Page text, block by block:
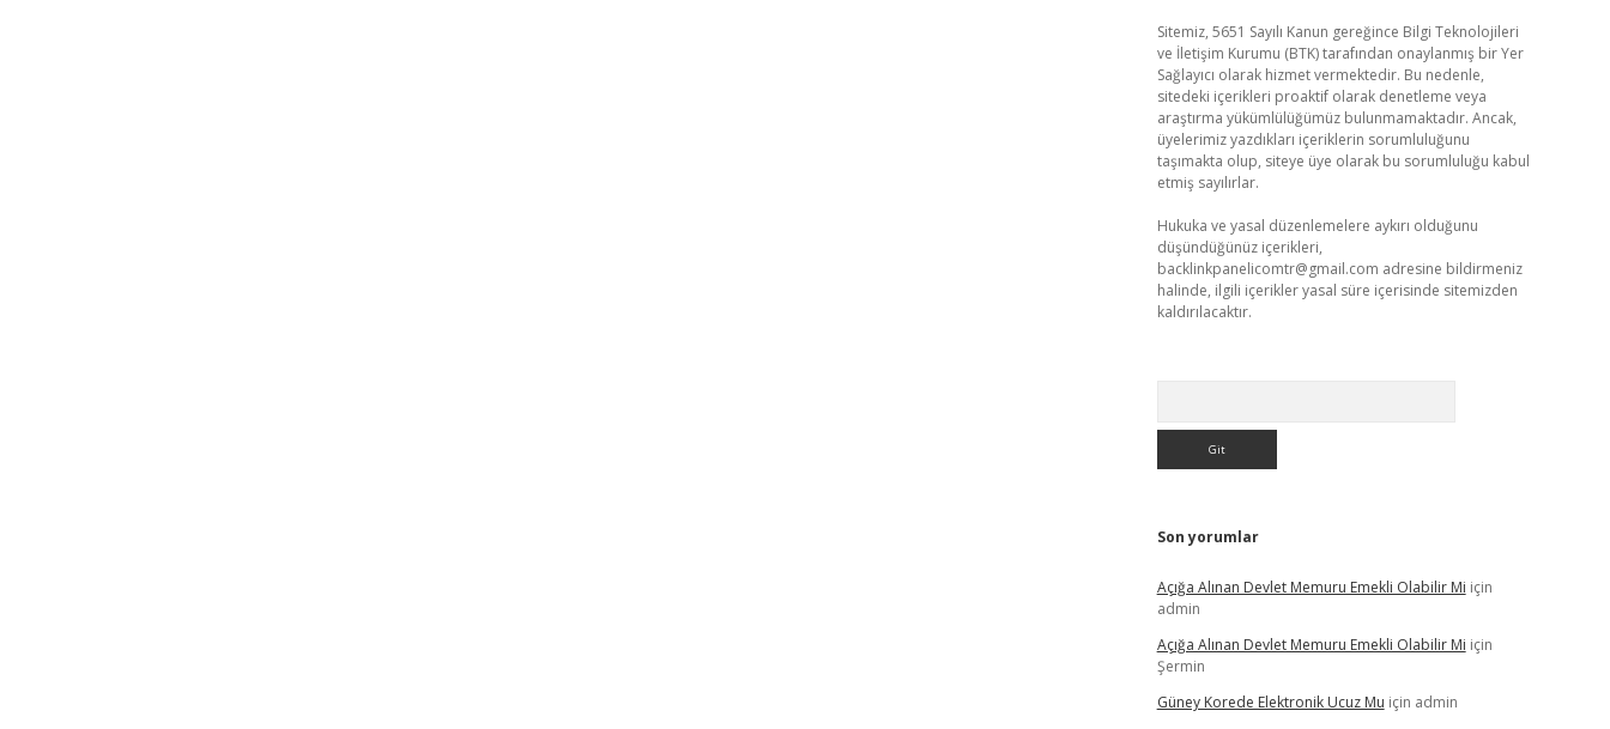
Sitemiz, 5651 Sayılı Kanun gereğince Bilgi Teknolojileri
ve İletişim Kurumu (BTK) tarafından onaylanmış bir Yer
Sağlayıcı olarak hizmet vermektedir. Bu nedenle,
sitedeki içerikleri proaktif olarak denetleme veya
araştırma yükümlülüğümüz bulunmamaktadır. Ancak,
üyelerimiz yazdıkları içeriklerin sorumluluğunu
taşımakta olup, siteye üye olarak bu sorumluluğu kabul
etmiş sayılırlar.
Hukuka ve yasal düzenlemelere aykırı olduğunu
düşündüğünüz içerikleri,
backlinkpanelicomtr@gmail.com adresine bildirmeniz
halinde, ilgili içerikler yasal süre içerisinde sitemizden
kaldırılacaktır.
Son yorumlar
Açığa Alınan Devlet Memuru Emekli Olabilir Mi için
admin
Açığa Alınan Devlet Memuru Emekli Olabilir Mi için
Şermin
Güney Korede Elektronik Ucuz Mu için admin